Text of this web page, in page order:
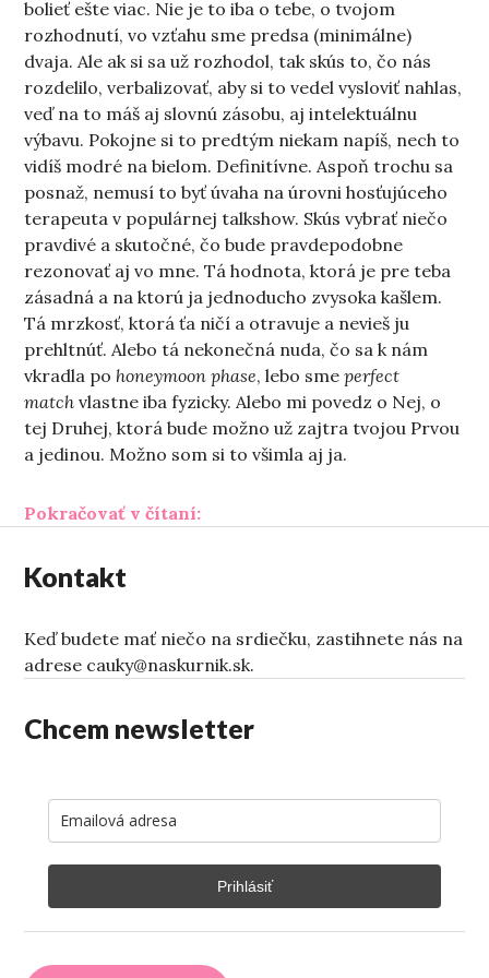
bolieť ešte viac. Nie je to iba o tebe, o tvojom
rozhodnutí, vo vzťahu sme predsa (minimálne)
dvaja. Ale ak si sa už rozhodol, tak skús to, čo nás
rozdelilo, verbalizovať, aby si to vedel vysloviť nahlas,
veď na to máš aj slovnú zásobu, aj intelektuálnu
výbavu. Pokojne si to predtým niekam napíš, nech to
vidíš modré na bielom. Definitívne. Aspoň trochu sa
posnaž, nemusí to byť úvaha na úrovni hosťujúceho
terapeuta v populárnej talkshow. Skús vybrať niečo
pravdivé a skutočné, čo bude pravdepodobne
rezonovať aj vo mne. Tá hodnota, ktorá je pre teba
zásadná a na ktorú ja jednoducho zvysoka kašlem.
Tá mrzkosť, ktorá ťa ničí a otravuje a nevieš ju
prehltnúť. Alebo tá nekonečná nuda, čo sa k nám
vkradla pohoneymoon phase, lebo smeperfect
match vlastne iba fyzicky. Alebo mi povedz o Nej, o
tej Druhej, ktorá bude možno už zajtra tvojou Prvou
a jedinou. Možno som si to všimla aj ja.
Pokračovať v čítaní:„Rozíď sa so mnou. Zn.:
Kontakt
Keď budete mať niečo na srdiečku, zastihnete nás na
adrese cauky@naskurnik.sk.
Chcem newsletter
Prihlásiť